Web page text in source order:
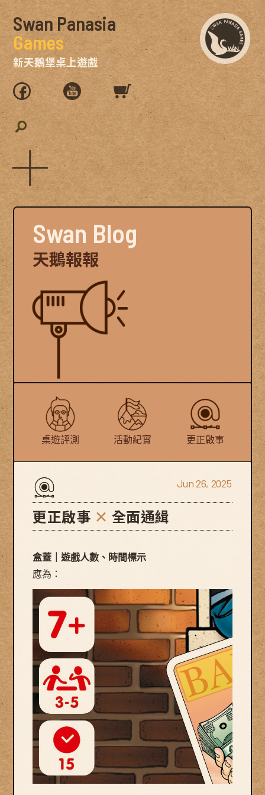
Swan Panasia
Games
新天鵝堡桌上遊戲
Swan Blog
天鵝報報
桌遊評測 活動紀實 更正啟事
Jun 26, 2025
更正啟事 × 全面通緝
盒蓋｜遊戲人數、時間標示
應為：